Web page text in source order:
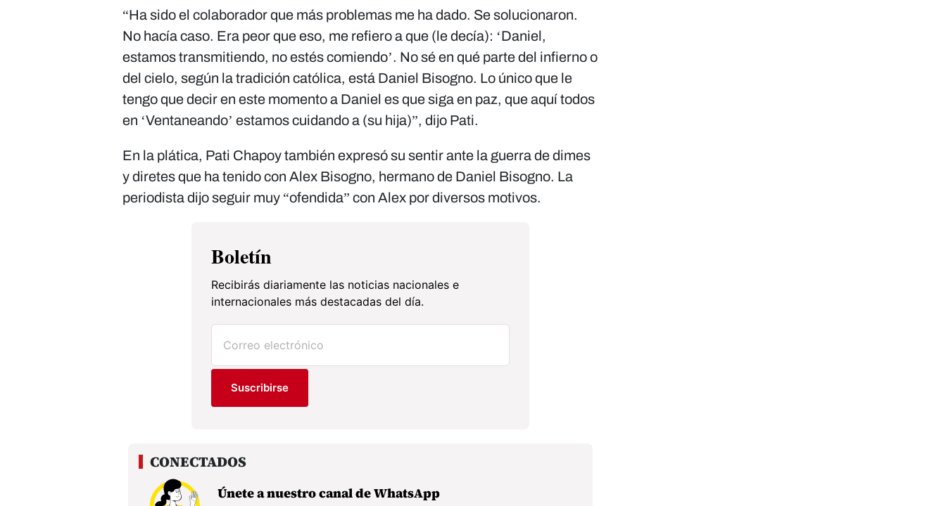
“Ha sido el colaborador que más problemas me ha dado. Se solucionaron.
No hacía caso. Era peor que eso, me refiero a que (le decía): ‘Daniel,
estamos transmitiendo, no estés comiendo’. No sé en qué parte del infierno o
del cielo, según la tradición católica, está Daniel Bisogno. Lo único que le
tengo que decir en este momento a Daniel es que siga en paz, que aquí todos
en ‘Ventaneando’ estamos cuidando a (su hija)”, dijo Pati.
En la plática, Pati Chapoy también expresó su sentir ante la guerra de dimes
y diretes que ha tenido con Alex Bisogno, hermano de Daniel Bisogno. La
periodista dijo seguir muy “ofendida” con Alex por diversos motivos.
Boletín
Recibirás diariamente las noticias nacionales e
internacionales más destacadas del día.
Suscribirse
Únete a nuestro canal de WhatsApp